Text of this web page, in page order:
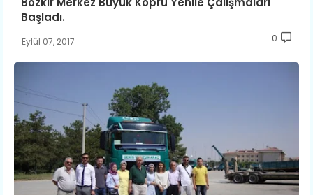
Başladı.
Eylül 07, 2017 0